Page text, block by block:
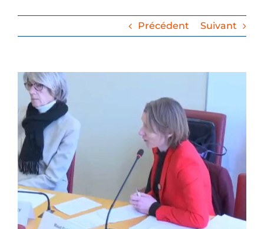
Précédent Suivant
Voir
l'image
agrandie